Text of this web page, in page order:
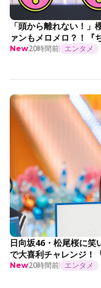
「頭から離れない！
ァンもメロメロ？！『
New20時間前 エンタメ
日向坂46・松尾桜に笑
で大喜利チャレンジ！
New20時間前 エンタメ